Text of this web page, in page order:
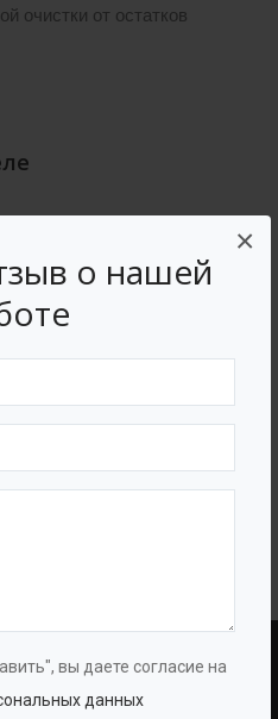
о нашей
вы даете согласие на
данных
×
очистки от остатков
ССЫЛКИ